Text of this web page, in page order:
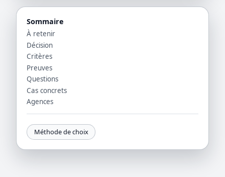
Sommaire
À retenir
Décision
Critères
Preuves
Questions
Cas concrets
Agences
Méthode de choix